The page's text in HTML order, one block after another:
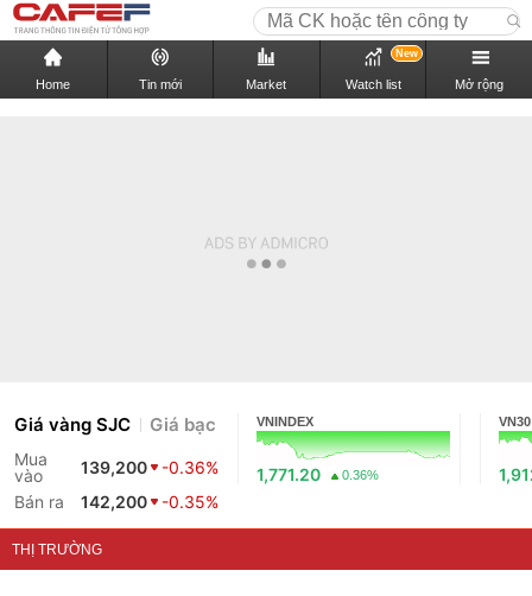
Home Tin mới Market Watch list
New
Mở rộng
Giá vàng SJC Giá bạc
Mua
vào
139,200
-0.36%
Bán ra
142,200 -0.35%
VNINDEX
1,771.20 0.36%
VN30
THỊ TRƯỜNG